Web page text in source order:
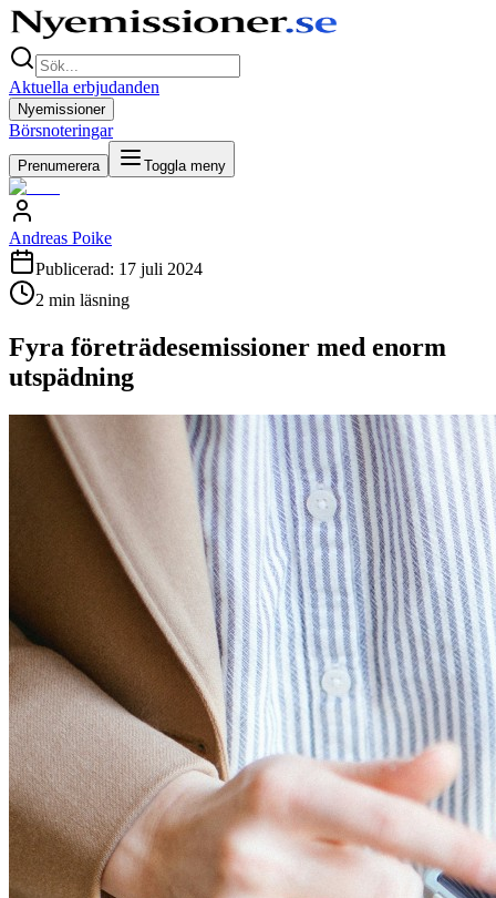
Aktuella erbjudanden
Nyemissioner
Börsnoteringar
Prenumerera Toggla meny
Andreas Poike
Publicerad: 17 juli 2024
2 min läsning
Fyra företrädesemissioner med enorm
utspädning